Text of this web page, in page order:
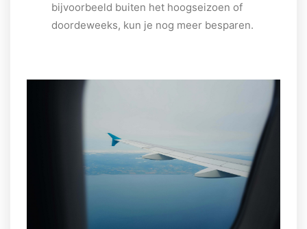
bijvoorbeeld buiten het hoogseizoen of
doordeweeks, kun je nog meer besparen.